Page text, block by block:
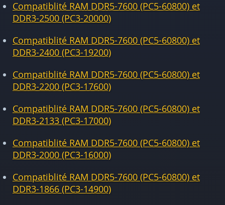
Compatiblité RAM DDR5-7600 (PC5-60800) et
DDR3-2500 (PC3-20000)
Compatiblité RAM DDR5-7600 (PC5-60800) et
DDR3-2400 (PC3-19200)
Compatiblité RAM DDR5-7600 (PC5-60800) et
DDR3-2200 (PC3-17600)
Compatiblité RAM DDR5-7600 (PC5-60800) et
DDR3-2133 (PC3-17000)
Compatiblité RAM DDR5-7600 (PC5-60800) et
DDR3-2000 (PC3-16000)
Compatiblité RAM DDR5-7600 (PC5-60800) et
DDR3-1866 (PC3-14900)